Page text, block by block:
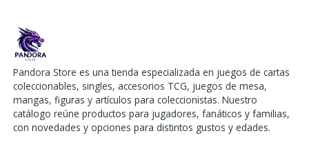
Pandora Store es una tienda especializada en juegos de cartas
coleccionables, singles, accesorios TCG, juegos de mesa,
mangas, figuras y artículos para coleccionistas. Nuestro
catálogo reúne productos para jugadores, fanáticos y familias,
con novedades y opciones para distintos gustos y edades.